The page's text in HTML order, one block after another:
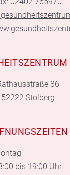
86
52222 Stolberg
bis 19:00 Uhr